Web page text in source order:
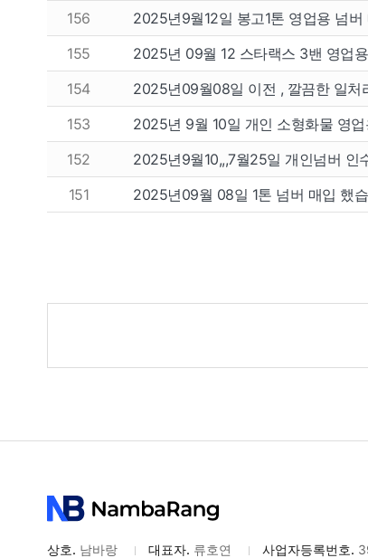
개인넘버
법인넘버 법
156
2025년9월12일 봉고1톤 영업용 넘버
155
2025년 09월 12 스타랙스 3밴 영업
154
2025년09월08일 이전 , 깔끔한 일처
153
2025년 9월 10일 개인 소형화물 영
152
2025년9월10,,,7월25일 개인넘버 인
151
2025년09월 08일 1톤 넘버 매입 했
검
상호. 남바랑 대표자. 류호연 사업자등록번호.